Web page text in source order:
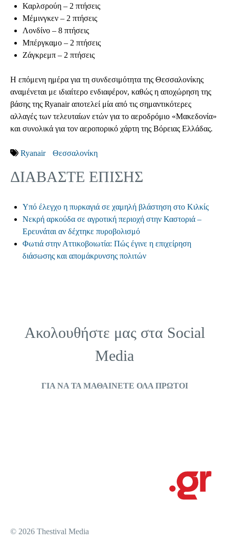
Καρλσρούη – 2 πτήσεις
Μέμινγκεν – 2 πτήσεις
Λονδίνο – 8 πτήσεις
Μπέργκαμο – 2 πτήσεις
Ζάγκρεμπ – 2 πτήσεις
Η επόμενη ημέρα για τη συνδεσιμότητα της Θεσσαλονίκης
αναμένεται με ιδιαίτερο ενδιαφέρον, καθώς η αποχώρηση της
βάσης της Ryanair αποτελεί μία από τις σημαντικότερες
αλλαγές των τελευταίων ετών για το αεροδρόμιο «Μακεδονία»
και συνολικά για τον αεροπορικό χάρτη της Βόρειας Ελλάδας.
Ryanair Θεσσαλονίκη
ΔΙΑΒΑΣΤΕ ΕΠΙΣΗΣ
Υπό έλεγχο η πυρκαγιά σε χαμηλή βλάστηση στο Κιλκίς
Νεκρή αρκούδα σε αγροτική περιοχή στην Καστοριά –
Ερευνάται αν δέχτηκε πυροβολισμό
Φωτιά στην Αττικοβοιωτία: Πώς έγινε η επιχείρηση
διάσωσης και απομάκρυνσης πολιτών
Ακολουθήστε μας στα Social
Media
ΓΙΑ ΝΑ ΤΑ ΜΑΘΑΙΝΕΤΕ ΟΛΑ ΠΡΩΤΟΙ
© 2026 Thestival Media